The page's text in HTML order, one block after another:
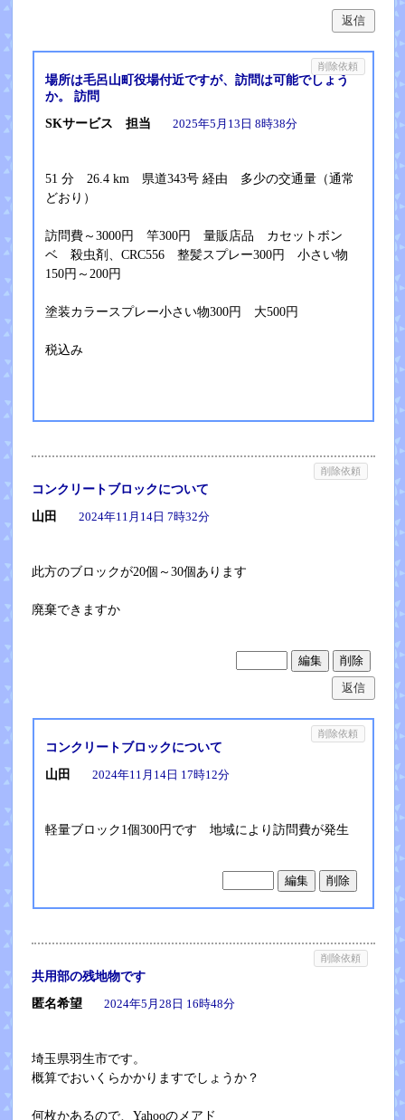
返信
場所は毛呂山町役場付近ですが、訪問は可能でしょう
か。 訪問
SKサービス 担当
2025年5月13日 8時38分
51 分 26.4 km 県道343号 経由 多少の交通量（通常
どおり）
訪問費～3000円 竿300円 量販店品 カセットボン
ベ 殺虫剤、CRC556 整髪スプレー300円 小さい物
150円～200円
塗装カラースプレー小さい物300円 大500円
税込み
削除依頼
コンクリートブロックについて
山田
2024年11月14日 7時32分
此方のブロックが20個～30個あります
廃棄できますか
返信
削除依頼
コンクリートブロックについて
山田
2024年11月14日 17時12分
軽量ブロック1個300円です 地域により訪問費が発生
削除依頼
共用部の残地物です
匿名希望
2024年5月28日 16時48分
埼玉県羽生市です。
概算でおいくらかかりますでしょうか？
何枚かあるので、Yahooのメアド
削除依頼